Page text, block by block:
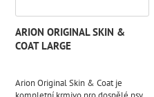
ARION ORIGINAL SKIN &
COAT LARGE
Arion Original Skin & Coat je